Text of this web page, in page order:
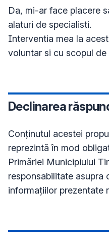
Da, mi-ar face placere
alaturi de specialisti.
Interventia mea la
voluntar si cu scopul
Declinarea
Conţinutul acestei
reprezintă în mod
Primăriei Municipiului
responsabilitate asupra
informațiilor prezentate